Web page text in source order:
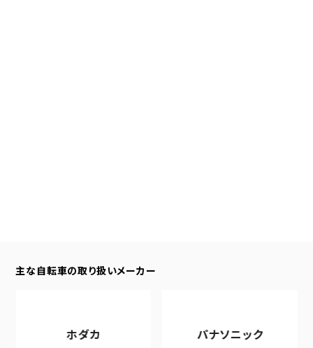
主な自転車の取り扱いメーカー
ホダカ パナソニック